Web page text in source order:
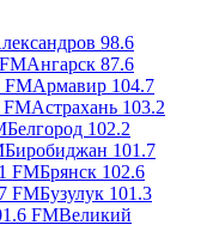
98.6
Ангарск 87.6
FMАрмавир 104.7
FMАстрахань 103.2
Белгород 102.2
Биробиджан 101.7
FMБрянск 102.6
FMБузулук 101.3
FMВеликий